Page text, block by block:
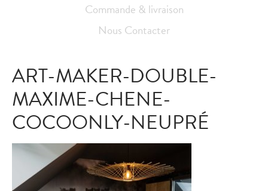
Commande & livraison
Nous Contacter
ART-MAKER-DOUBLE-
MAXIME-CHENE-
COCOONLY-NEUPRÉ